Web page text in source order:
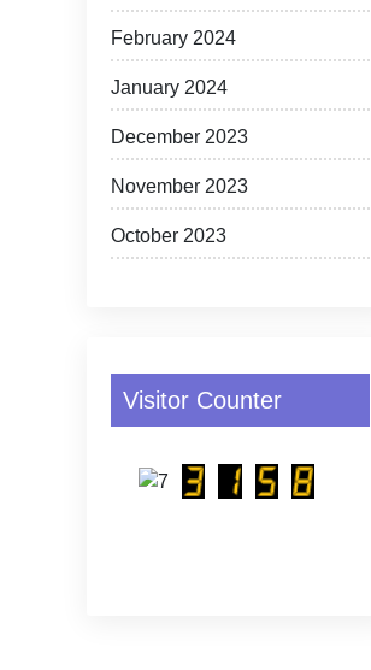
February 2024
January 2024
December 2023
November 2023
October 2023
Visitor Counter